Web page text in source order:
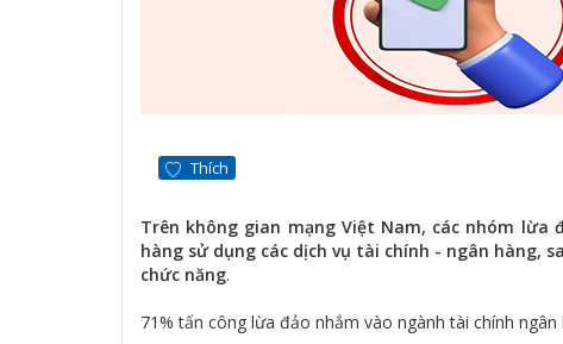
Thích
Trên không gian mạng Việt Nam, các nhóm
hàng sử dụng các dịch vụ tài chính - ngân hàng,
chức năng.
71% tấn công lừa đảo nhắm vào ngành tài chính ngân